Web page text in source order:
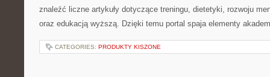
znaleźć liczne artykuły dotyczące treningu, dietetyki, rozwoju
oraz edukacją wyższą. Dzięki temu portal spaja elementy
CATEGORIES: PRODUKTY KISZONE